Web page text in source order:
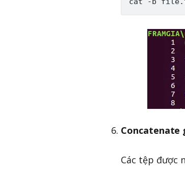
Concatenate
Các tệp được